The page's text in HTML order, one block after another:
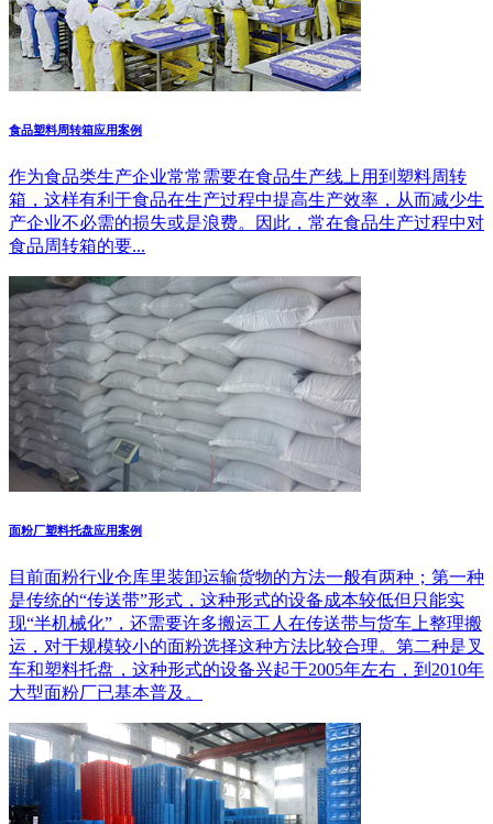
食品塑料周转箱应用案例
作为食品类生产企业常常需要在食品生产线上用到塑料周转
箱，这样有利于食品在生产过程中提高生产效率，从而减少生
产企业不必需的损失或是浪费。因此，常在食品生产过程中对
食品周转箱的要...
面粉厂塑料托盘应用案例
目前面粉行业仓库里装卸运输货物的方法一般有两种；第一种
是传统的“传送带”形式，这种形式的设备成本较低但只能实
现“半机械化”，还需要许多搬运工人在传送带与货车上整理搬
运，对于规模较小的面粉选择这种方法比较合理。第二种是叉
车和塑料托盘，这种形式的设备兴起于2005年左右，到2010年
大型面粉厂已基本普及。